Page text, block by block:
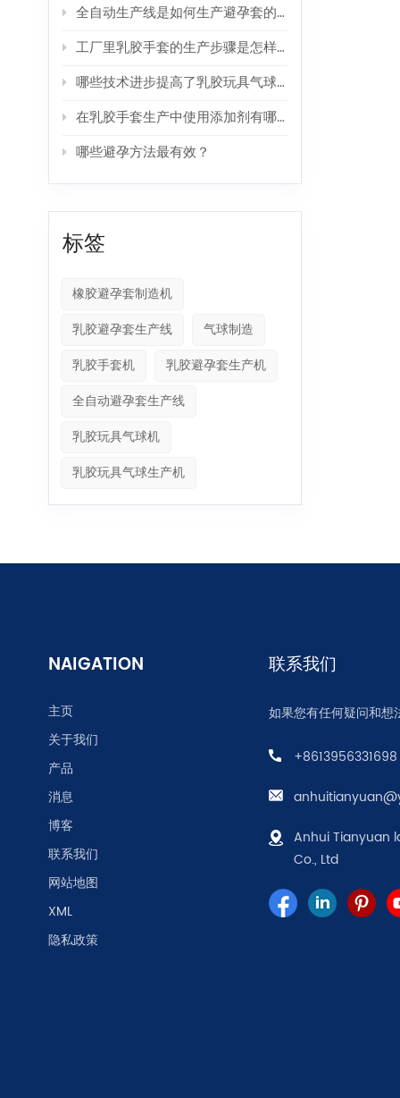
全自动生产线是如何生产避孕套的？
工厂里乳胶手套的生产步骤是怎样的？
哪些技术进步提高了乳胶玩具气球的生产效率？
在乳胶手套生产中使用添加剂有哪些好处？
哪些避孕方法最有效？
标签
橡胶避孕套制造机
乳胶避孕套生产线
气球制造
乳胶手套机
乳胶避孕套生产机
全自动避孕套生产线
乳胶玩具气球机
乳胶玩具气球生产机
NAIGATION
主页
关于我们
产品
消息
博客
联系我们
网站地图
XML
隐私政策
联系我们
如果您有任何疑问和
+8613956331698
Anhui Tianyuan
Co., Ltd